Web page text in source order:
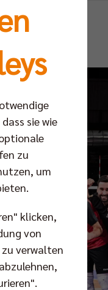
sie wie
zu
um
klicken,
von
zu verwalten